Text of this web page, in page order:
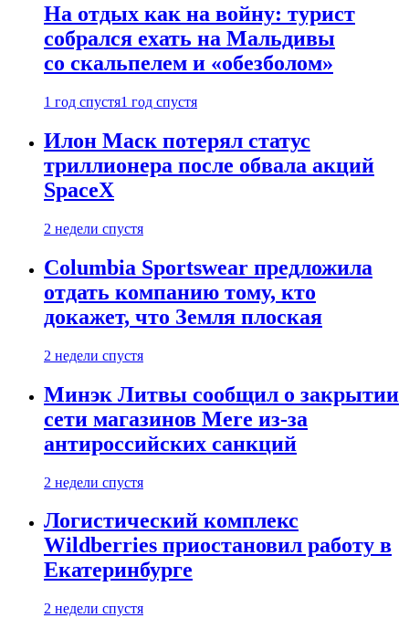
На отдых как на войну: турист
собрался ехать на Мальдивы
со скальпелем и «обезболом»
1 год спустя1 год спустя
Илон Маск потерял статус
триллионера после обвала акций
SpaceX
2 недели спустя
Columbia Sportswear предложила
отдать компанию тому, кто
докажет, что Земля плоская
2 недели спустя
Минэк Литвы сообщил о закрытии
сети магазинов Mere из-за
антироссийских санкций
2 недели спустя
Логистический комплекс
Wildberries приостановил работу в
Екатеринбурге
2 недели спустя